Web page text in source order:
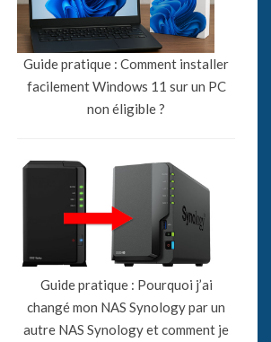
Guide pratique : Comment installer
facilement Windows 11 sur un PC
non éligible ?
Guide pratique : Pourquoi j’ai
changé mon NAS Synology par un
autre NAS Synology et comment je